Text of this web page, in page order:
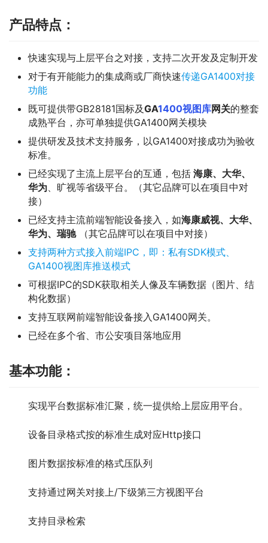
产品特点：
快速实现与上层平台之对接，支持二次开发及定制开发
对于有开能能力的集成商或厂商快速传递GA1400对接
功能
既可提供带GB28181国标及GA1400视图库网关的整套
成熟平台，亦可单独提供GA1400网关模块
提供研发及技术支持服务，以GA1400对接成功为验收
标准。
已经实现了主流上层平台的互通，包括 海康、大华、
华为、旷视等省级平台。（其它品牌可以在项目中对
接）
已经支持主流前端智能设备接入，如海康威视、大华、
华为、瑞驰（其它品牌可以在项目中对接）
支持两种方式接入前端IPC，即：私有SDK模式、
GA1400视图库推送模式
可根据IPC的SDK获取相关人像及车辆数据（图片、结
构化数据）
支持互联网前端智能设备接入GA1400网关。
已经在多个省、市公安项目落地应用
基本功能：
实现平台数据标准汇聚，统一提供给上层应用平台。
设备目录格式按的标准生成对应Http接口
图片数据按标准的格式压队列
支持通过网关对接上/下级第三方视图平台
支持目录检索